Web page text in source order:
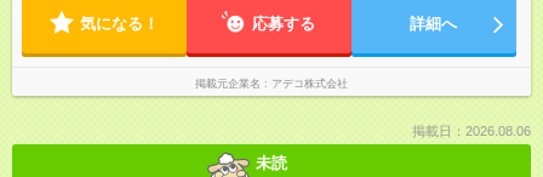
気になる！ 応募する 詳細へ
掲載元企業名 アデコ株式会社
掲載日：2026.08.06
未読